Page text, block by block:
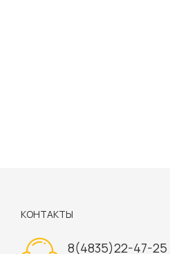
КОНТАКТЫ
8(4835)22-47-25